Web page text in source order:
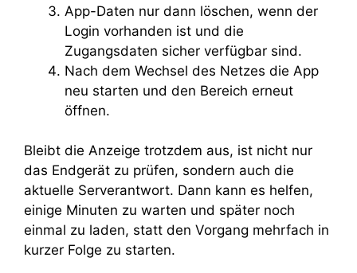
App-Daten nur dann löschen, wenn der
Login vorhanden ist und die
Zugangsdaten sicher verfügbar sind.
Nach dem Wechsel des Netzes die App
neu starten und den Bereich erneut
öffnen.
Bleibt die Anzeige trotzdem aus, ist nicht nur
das Endgerät zu prüfen, sondern auch die
aktuelle Serverantwort. Dann kann es helfen,
einige Minuten zu warten und später noch
einmal zu laden, statt den Vorgang mehrfach in
kurzer Folge zu starten.